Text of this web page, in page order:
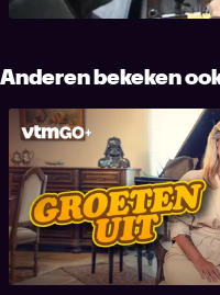
Anderen bekeken
Groeten uit